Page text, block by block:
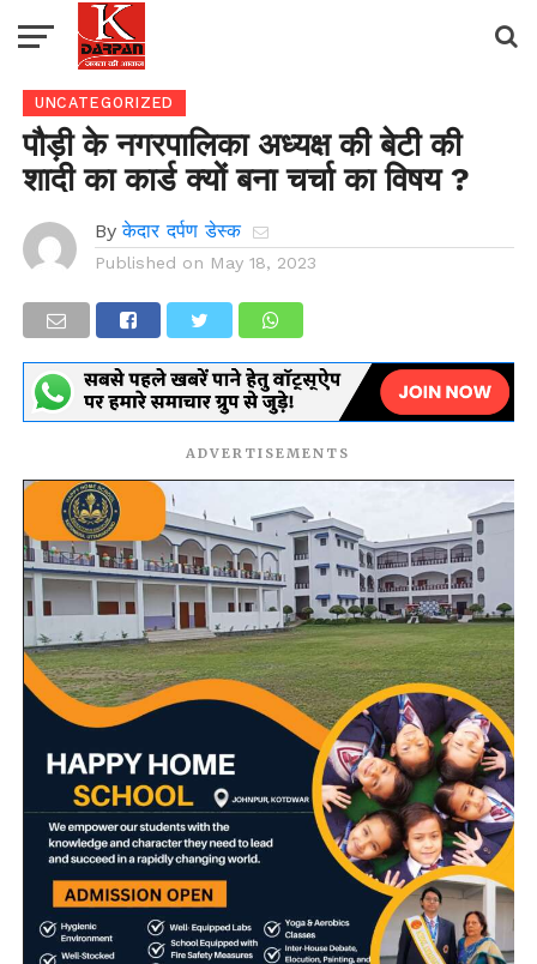
UNCATEGORIZED
पौड़ी के नगरपालिका अध्यक्ष की बेटी की
शादी का कार्ड क्यों बना चर्चा का विषय ?
By केदार दर्पण डेस्क
Published on May 18, 2023
ADVERTISEMENTS